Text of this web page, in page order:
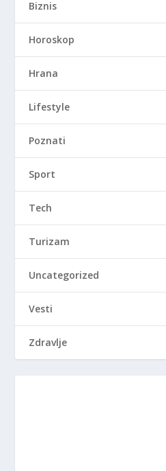
Biznis
Horoskop
Hrana
Lifestyle
Poznati
Sport
Tech
Turizam
Uncategorized
Vesti
Zdravlje